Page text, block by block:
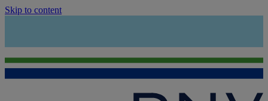
Skip to content